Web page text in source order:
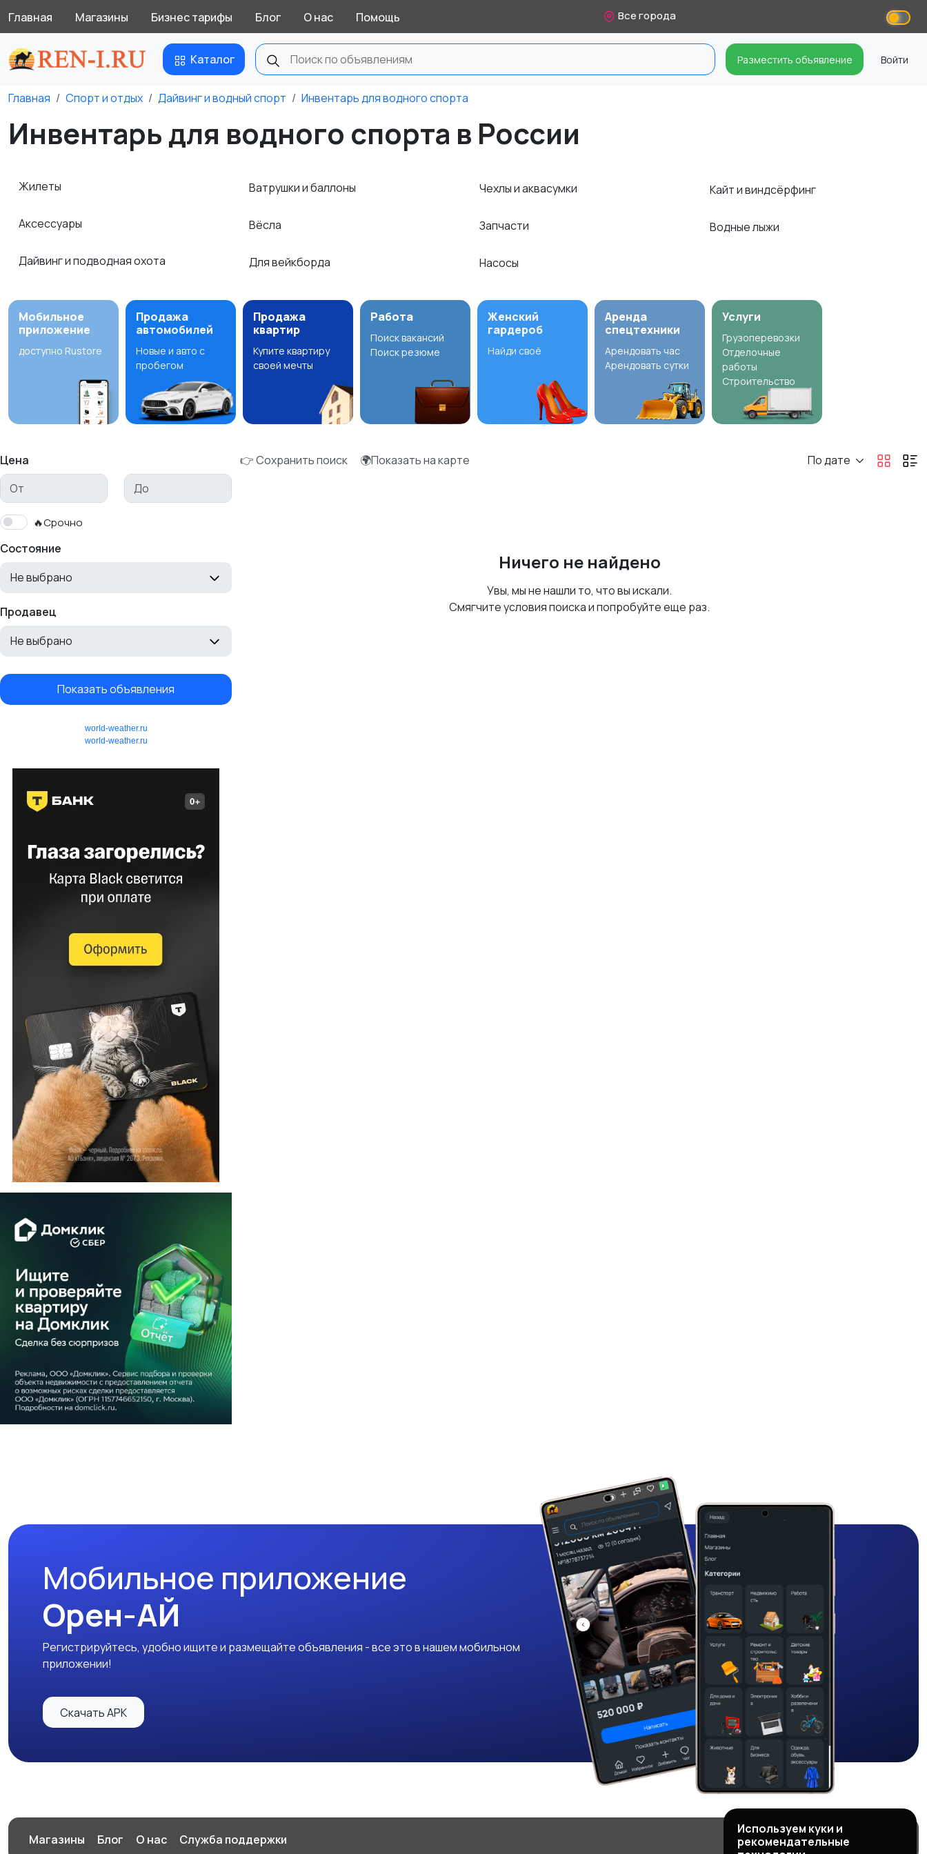
Главная Магазины Бизнес тарифы Блог О нас Помощь Все города
Каталог Разместить объявление Войти
Главная Спорт и отдых Дайвинг и водный спорт Инвентарь для водного спорта
Инвентарь для водного спорта в России
Жилеты
Аксессуары
Дайвинг и подводная охота
Ватрушки и баллоны
Вёсла
Для вейкборда
Чехлы и аквасумки
Запчасти
Насосы
Кайт и виндсёрфинг
Водные лыжи
Мобильное
приложение
доступно Rustore
Продажа
автомобилей
Новые и авто с
пробегом
Продажа
квартир
Купите квартиру
своей мечты
Работа
Поиск вакансий
Поиск резюме
Женский
гардероб
Найди своё
Аренда
спецтехники
Арендовать час
Арендовать сутки
Услуги
Грузоперевозки
Отделочные
работы
Строительство
Цена
🔥Срочно
Состояние
Не выбрано
Продавец
Не выбрано
Показать объявления
world-weather.ru
world-weather.ru
👉 Сохранить поиск 🌍Показать на карте По дате
Ничего не найдено
Увы, мы не нашли то, что вы искали.
Смягчите условия поиска и попробуйте еще раз.
Мобильное приложение
Орен-АЙ
Регистрируйтесь, удобно ищите и размещайте объявления - все это в нашем мобильном
приложении!
Скачать APK
Магазины Блог О нас Служба поддержки
Используем куки и
рекомендательные